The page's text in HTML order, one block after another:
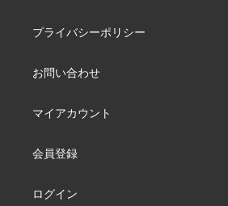
プライバシーポリシー
お問い合わせ
マイアカウント
会員登録
ログイン